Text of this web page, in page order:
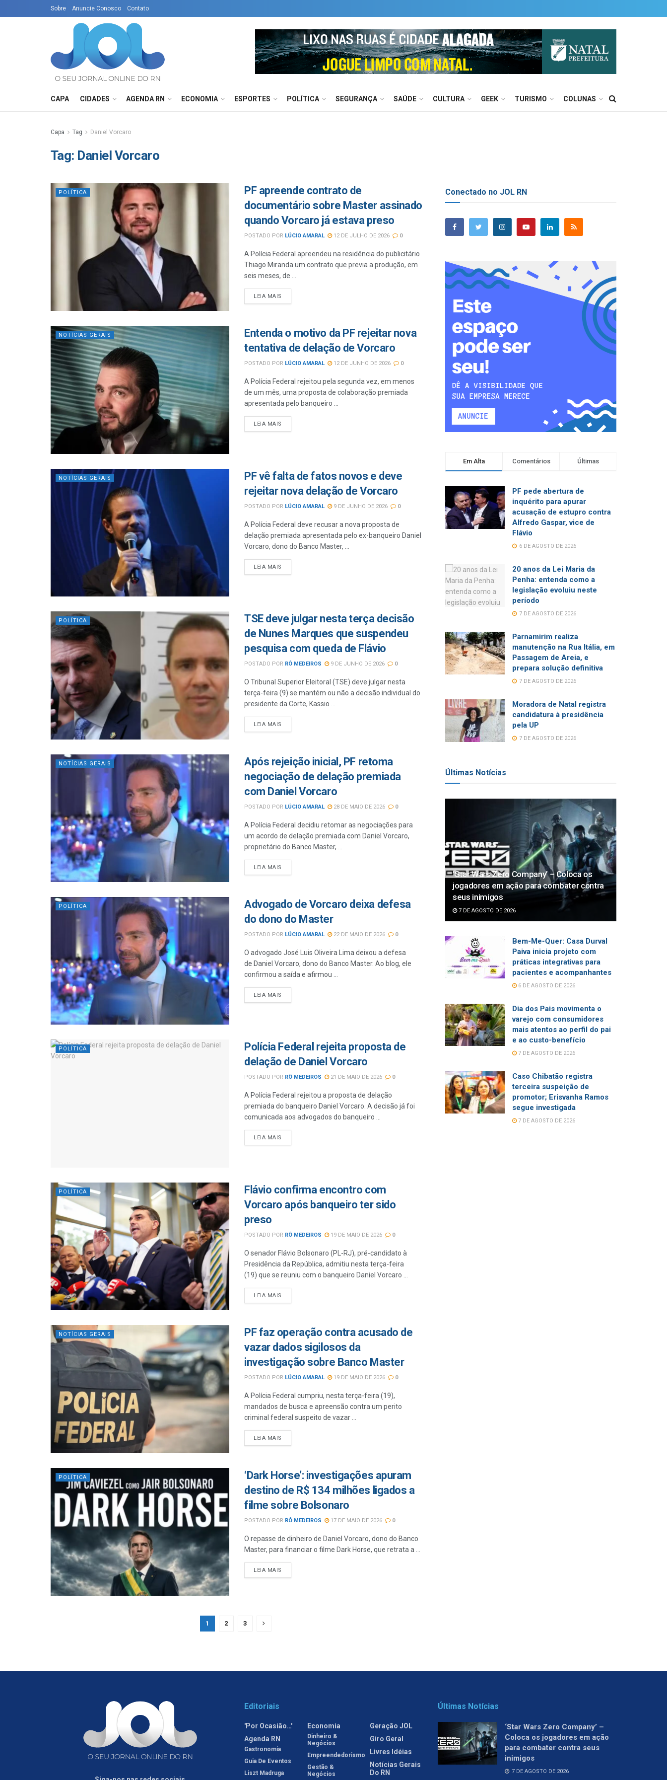
Sobre Anuncie Conosco Contato
CAPA CIDADES AGENDA RN ECONOMIA ESPORTES POLÍTICA SEGURANÇA SAÚDE CULTURA GEEK TURISMO COLUNAS
Capa Tag Daniel Vorcaro
Tag: Daniel Vorcaro
POLÍTICA
PF apreende contrato de
documentário sobre Master assinado
quando Vorcaro já estava preso
POSTADO POR LÚCIO AMARAL 12 DE JULHO DE 2026 0
A Polícia Federal apreendeu na residência do publicitário
Thiago Miranda um contrato que previa a produção, em
seis meses, de ...
LEIA MAIS
NOTÍCIAS GERAIS
Entenda o motivo da PF rejeitar nova
tentativa de delação de Vorcaro
POSTADO POR LÚCIO AMARAL 12 DE JUNHO DE 2026 0
A Polícia Federal rejeitou pela segunda vez, em menos
de um mês, uma proposta de colaboração premiada
apresentada pelo banqueiro ...
LEIA MAIS
NOTÍCIAS GERAIS
PF vê falta de fatos novos e deve
rejeitar nova delação de Vorcaro
POSTADO POR LÚCIO AMARAL 9 DE JUNHO DE 2026 0
A Polícia Federal deve recusar a nova proposta de
delação premiada apresentada pelo ex-banqueiro Daniel
Vorcaro, dono do Banco Master, ...
LEIA MAIS
POLÍTICA
TSE deve julgar nesta terça decisão
de Nunes Marques que suspendeu
pesquisa com queda de Flávio
POSTADO POR RÔ MEDEIROS 9 DE JUNHO DE 2026 0
O Tribunal Superior Eleitoral (TSE) deve julgar nesta
terça-feira (9) se mantém ou não a decisão individual do
presidente da Corte, Kassio ...
LEIA MAIS
NOTÍCIAS GERAIS
Após rejeição inicial, PF retoma
negociação de delação premiada
com Daniel Vorcaro
POSTADO POR LÚCIO AMARAL 28 DE MAIO DE 2026 0
A Polícia Federal decidiu retomar as negociações para
um acordo de delação premiada com Daniel Vorcaro,
proprietário do Banco Master, ...
LEIA MAIS
POLÍTICA
Advogado de Vorcaro deixa defesa
do dono do Master
POSTADO POR LÚCIO AMARAL 22 DE MAIO DE 2026 0
O advogado José Luis Oliveira Lima deixou a defesa
de Daniel Vorcaro, dono do Banco Master. Ao blog, ele
confirmou a saída e afirmou ...
LEIA MAIS
POLÍTICA
Polícia Federal rejeita proposta de
delação de Daniel Vorcaro
POSTADO POR RÔ MEDEIROS 21 DE MAIO DE 2026 0
A Polícia Federal rejeitou a proposta de delação
premiada do banqueiro Daniel Vorcaro. A decisão já foi
comunicada aos advogados do banqueiro ...
LEIA MAIS
POLÍTICA
Flávio confirma encontro com
Vorcaro após banqueiro ter sido
preso
POSTADO POR RÔ MEDEIROS 19 DE MAIO DE 2026 0
O senador Flávio Bolsonaro (PL-RJ), pré-candidato à
Presidência da República, admitiu nesta terça-feira
(19) que se reuniu com o banqueiro Daniel Vorcaro ...
LEIA MAIS
NOTÍCIAS GERAIS
PF faz operação contra acusado de
vazar dados sigilosos da
investigação sobre Banco Master
POSTADO POR LÚCIO AMARAL 19 DE MAIO DE 2026 0
A Polícia Federal cumpriu, nesta terça-feira (19),
mandados de busca e apreensão contra um perito
criminal federal suspeito de vazar ...
LEIA MAIS
POLÍTICA
‘Dark Horse’: investigações apuram
destino de R$ 134 milhões ligados a
filme sobre Bolsonaro
POSTADO POR RÔ MEDEIROS 17 DE MAIO DE 2026 0
O repasse de dinheiro de Daniel Vorcaro, dono do Banco
Master, para financiar o filme Dark Horse, que retrata a ...
LEIA MAIS
1 2 3
Conectado no JOL RN
Em Alta Comentários Últimas
PF pede abertura de
inquérito para apurar
acusação de estupro contra
Alfredo Gaspar, vice de
Flávio
6 DE AGOSTO DE 2026
20 anos da Lei Maria da
Penha: entenda como a
legislação evoluiu neste
período
7 DE AGOSTO DE 2026
Parnamirim realiza
manutenção na Rua Itália, em
Passagem de Areia, e
prepara solução definitiva
7 DE AGOSTO DE 2026
Moradora de Natal registra
candidatura à presidência
pela UP
7 DE AGOSTO DE 2026
Últimas Notícias
‘Star Wars Zero Company’ – Coloca os
jogadores em ação para combater contra
seus inimigos
7 DE AGOSTO DE 2026
Bem-Me-Quer: Casa Durval
Paiva inicia projeto com
práticas integrativas para
pacientes e acompanhantes
6 DE AGOSTO DE 2026
Dia dos Pais movimenta o
varejo com consumidores
mais atentos ao perfil do pai
e ao custo-benefício
7 DE AGOSTO DE 2026
Caso Chibatão registra
terceira suspeição de
promotor; Erisvanha Ramos
segue investigada
7 DE AGOSTO DE 2026
Editoriais
'Por Ocasião…'
Agenda RN
Gastronomia
Guia De Eventos
Liszt Madruga
Economia
Dinheiro &
Negócios
Empreendedorismo
Gestão &
Negócios
Geração JOL
Giro Geral
Livres Idéias
Notícias Gerais
Do RN
Últimas Notícias
‘Star Wars Zero Company’ –
Coloca os jogadores em ação
para combater contra seus
inimigos
7 DE AGOSTO DE 2026